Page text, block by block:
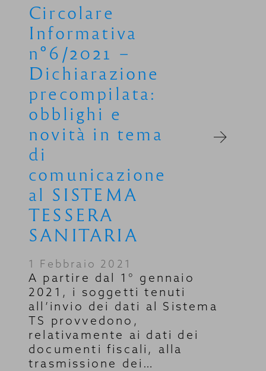
Circolare
Informativa
n°6/2021 –
Dichiarazione
precompilata:
obblighi e
novità in tema
di
comunicazione
al SISTEMA
TESSERA
SANITARIA
1 Febbraio 2021
A partire dal 1° gennaio
2021, i soggetti tenuti
all’invio dei dati al Sistema
TS provvedono,
relativamente ai dati dei
documenti fiscali, alla
trasmissione dei…